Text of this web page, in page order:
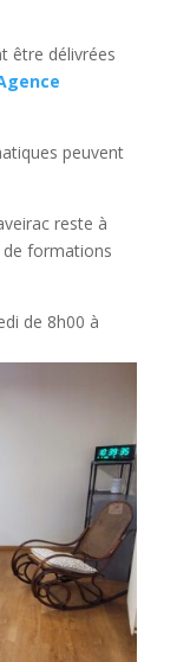
être délivrées
peuvent
reste à
formations
de 8h00 à